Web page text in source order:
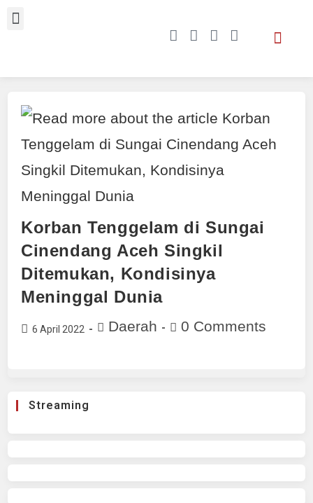
Korban Tenggelam di Sungai
Cinendang Aceh Singkil
Ditemukan, Kondisinya
Meninggal Dunia
6 April 2022 Daerah 0 Comments
Streaming